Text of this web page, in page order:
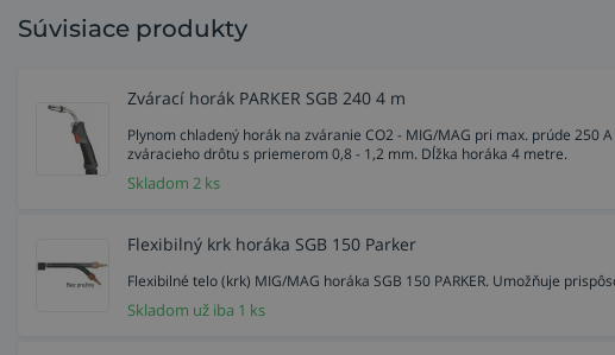
Súvisiace produkty
Zvárací horák PARKER SGB 240 4 m
Plynom chladený horák na zváranie CO2 - MIG/MAG pri max. prúde 250
zváracieho drôtu s priemerom 0,8 - 1,2 mm. Dĺžka horáka 4 metre.
Skladom 2 ks
Flexibilný krk horáka SGB 150 Parker
Flexibilné telo (krk) MIG/MAG horáka SGB 150 PARKER. Umožňuje
Skladom už iba 1 ks